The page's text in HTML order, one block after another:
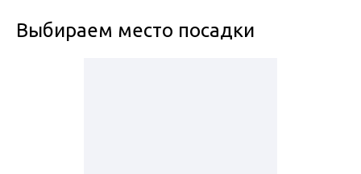
Выбираем место посадки